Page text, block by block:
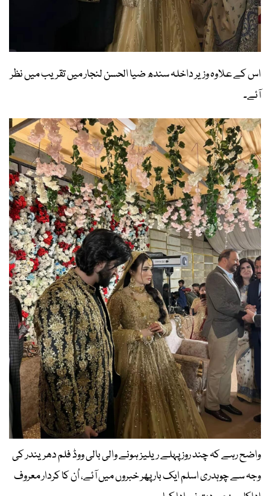
اس کے علاوہ وزیر داخلہ سندھ ضیا الحسن لنجار میں تقریب میں نظر
آئے۔
واضح رہے کہ چند روز پہلے ریلیز ہونے والی بالی ووڈ فلم دھریندر کی
وجہ سے چوہدری اسلم ایک بار پھر خبروں میں آئے، اُن کا کردار معروف